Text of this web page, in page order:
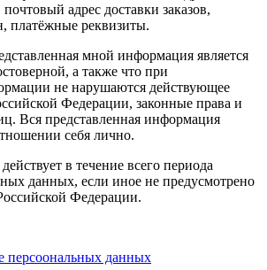
адрес доставки заказов,
платёжные реквизиты.
мной информация является
а также что при
не нарушаются действующее
Федерации, законные права и
Вся представленная информация
себя лично.
в течение всего периода
данных, если иное не предусмотрено
Федерации.
персоональных данных